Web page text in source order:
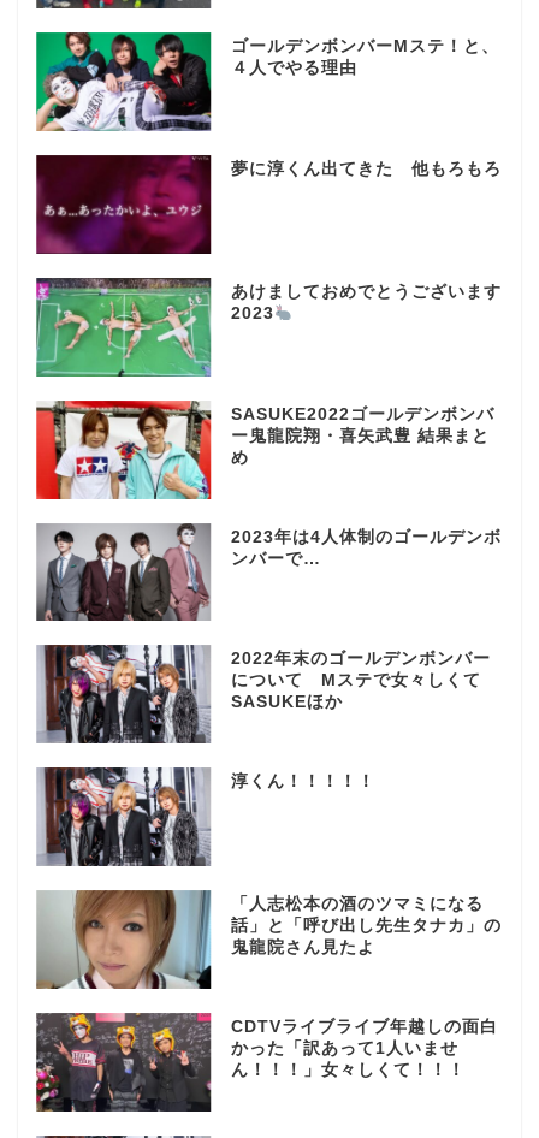
ゴールデンボンバーMステ！と、
４人でやる理由
夢に淳くん出てきた 他もろもろ
あけましておめでとうございます
2023
SASUKE2022ゴールデンボンバ
ー鬼龍院翔・喜矢武豊 結果まと
め
2023年は4人体制のゴールデンボ
ンバーで…
2022年末のゴールデンボンバー
について Mステで女々しくて
SASUKEほか
淳くん！！！！！
「人志松本の酒のツマミになる
話」と「呼び出し先生タナカ」の
鬼龍院さん見たよ
CDTVライブライブ年越しの面白
かった「訳あって1人いませ
ん！！！」女々しくて！！！